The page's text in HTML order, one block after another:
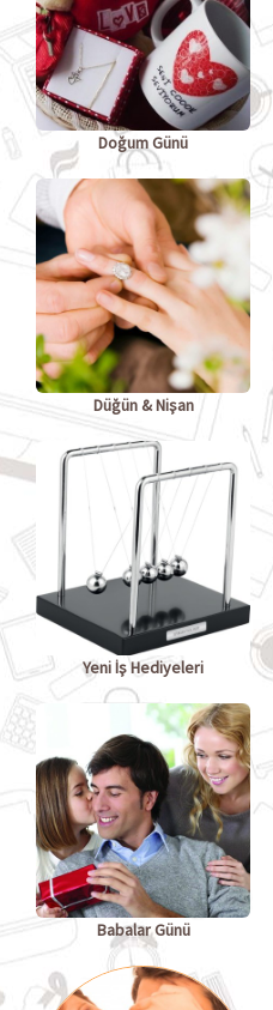
Doğum Günü
Düğün & Nişan
Yeni İş Hediyeleri
Babalar Günü